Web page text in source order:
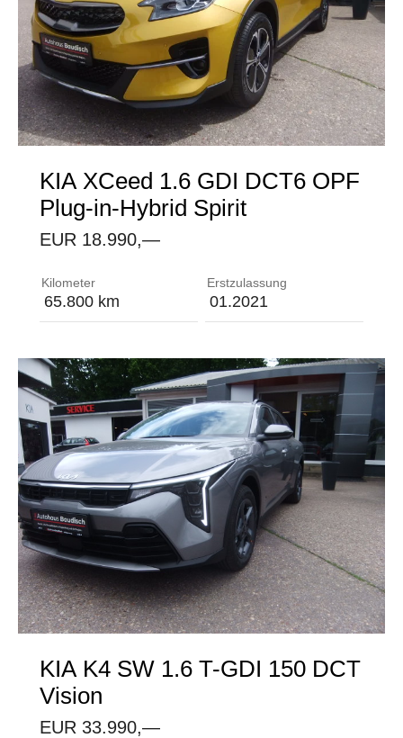
KIA XCeed 1.6 GDI DCT6 OPF
Plug-in-Hybrid Spirit
EUR 18.990,—
Kilometer
65.800 km
Erstzulassung
01.2021
KIA K4 SW 1.6 T-GDI 150 DCT
Vision
EUR 33.990,—